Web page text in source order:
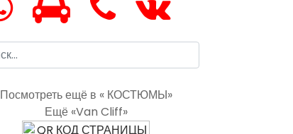
Посмотреть ещё в « КОСТЮМЫ»
Ещё «Van Cliff»